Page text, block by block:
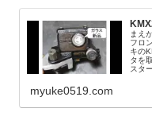
まえ
フロ
キの
タを
スタ
myuke0519.com